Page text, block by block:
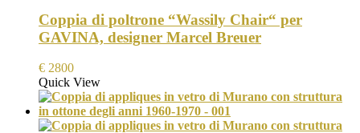
Coppia di poltrone “Wassily Chair“ per
GAVINA, designer Marcel Breuer
€ 2800
Quick View